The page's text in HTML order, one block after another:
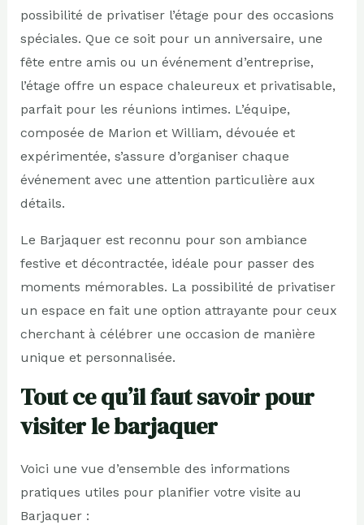
possibilité de privatiser l’étage pour des occasions
spéciales. Que ce soit pour un anniversaire, une
fête entre amis ou un événement d’entreprise,
l’étage offre un espace chaleureux et privatisable,
parfait pour les réunions intimes. L’équipe,
composée de Marion et William, dévouée et
expérimentée, s’assure d’organiser chaque
événement avec une attention particulière aux
détails.
Le Barjaquer est reconnu pour son ambiance
festive et décontractée, idéale pour passer des
moments mémorables. La possibilité de privatiser
un espace en fait une option attrayante pour ceux
cherchant à célébrer une occasion de manière
unique et personnalisée.
Tout ce qu’il faut savoir pour
visiter le barjaquer
Voici une vue d’ensemble des informations
pratiques utiles pour planifier votre visite au
Barjaquer :